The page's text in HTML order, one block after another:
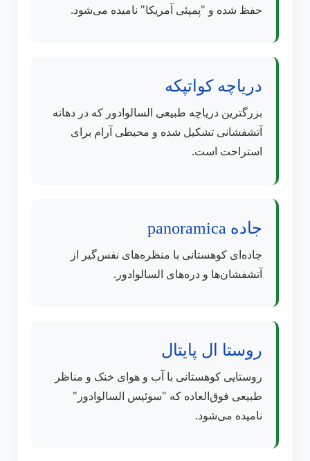
حفظ شده و "پمپئی آمریکا" نامیده می‌شود.
دریاچه کواتپکه
بزرگترین دریاچه طبیعی السالوادور که در دهانه
آتشفشانی تشکیل شده و محیطی آرام برای
استراحت است.
جاده panoramica
جاده‌ای کوهستانی با منظره‌های نفس‌گیر از
آتشفشان‌ها و دره‌های السالوادور.
روستا ال پایتال
روستایی کوهستانی با آب و هوای خنک و مناظر
طبیعی فوق‌العاده که "سوئیس السالوادور"
نامیده می‌شود.